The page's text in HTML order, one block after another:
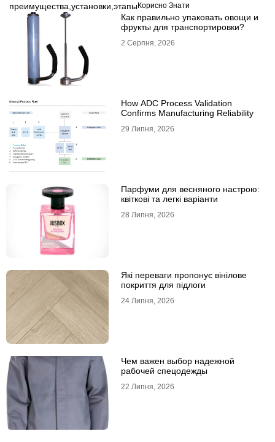
преимущества установки этапыКорисно Знати
Как правильно упаковать овощи и
фрукты для транспортировки?
2 Серпня, 2026
How ADC Process Validation
Confirms Manufacturing Reliability
29 Липня, 2026
Парфуми для весняного настрою:
квіткові та легкі варіанти
28 Липня, 2026
Які переваги пропонує вінілове
покриття для підлоги
24 Липня, 2026
Чем важен выбор надежной
рабочей спецодежды
22 Липня, 2026